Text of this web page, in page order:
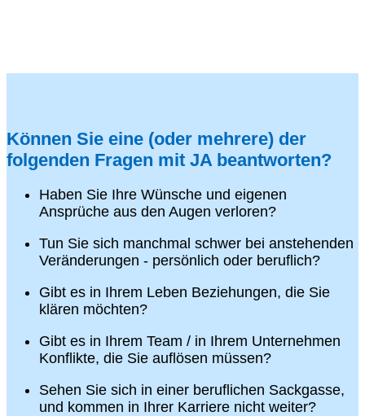
Können Sie eine (oder mehrere) der
folgenden Fragen mit JA beantworten?
Haben Sie Ihre Wünsche und eigenen
Ansprüche aus den Augen verloren?
Tun Sie sich manchmal schwer bei anstehenden
Veränderungen - persönlich oder beruflich?
Gibt es in Ihrem Leben Beziehungen, die Sie
klären möchten?
Gibt es in Ihrem Team / in Ihrem Unternehmen
Konflikte, die Sie auflösen müssen?
Sehen Sie sich in einer beruflichen Sackgasse,
und kommen in Ihrer Karriere nicht weiter?